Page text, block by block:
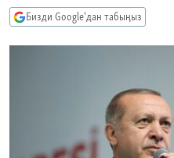
ЭКСПЕРТТЕР ТАЛДАЙТ
АЗАТТЫК+
ӨЗГӨЧӨ ПИКИР
Бизди Google'дан табыңыз